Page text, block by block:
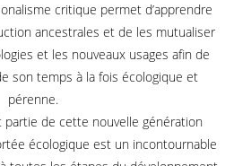
critique permet d’apprendre
ancestrales et de les mutualiser
et les nouveaux usages afin de
son temps à la fois écologique et
pérenne.
de cette nouvelle génération
écologique est un incontournable